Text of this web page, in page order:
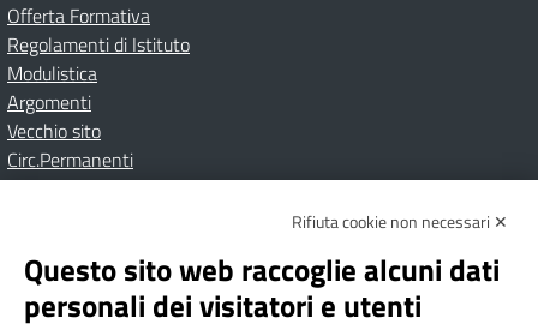
Offerta Formativa
Regolamenti di Istituto
Modulistica
Argomenti
Vecchio sito
Circ.Permanenti
Albo onlinePrivacy Policy
Dichiarazione di accessibilità
Note Legali
Rifiuta cookie non necessari ✕
Questo sito web raccoglie alcuni dati
personali dei visitatori e utenti